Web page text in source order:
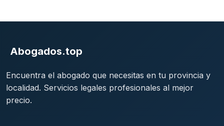
Abogados.top
Encuentra el abogado que necesitas en tu provincia y
localidad. Servicios legales profesionales al mejor
precio.